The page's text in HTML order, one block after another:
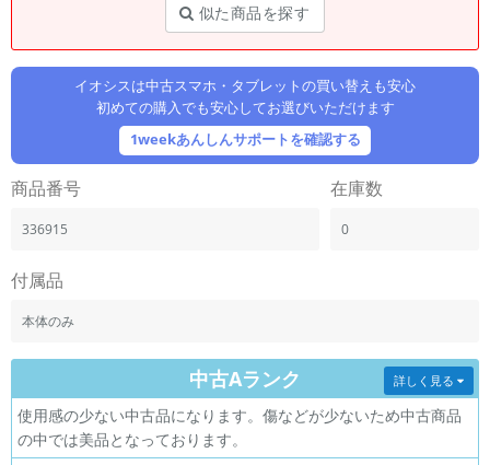
似た商品を探す
イオシスは中古スマホ・タブレットの買い替えも安心
初めての購入でも安心してお選びいただけます
1weekあんしんサポートを確認する
商品番号
336915
在庫数
0
付属品
本体のみ
中古Aランク
使用感の少ない中古品になります。傷などが少ないため中古商品
の中では美品となっております。
詳しく見る
メーカー
製造、販売メーカーの絞り込み
機能・特徴
商品の搭載機能による絞り込み
商品状態の絞り込み
CPUの絞り込み
OS